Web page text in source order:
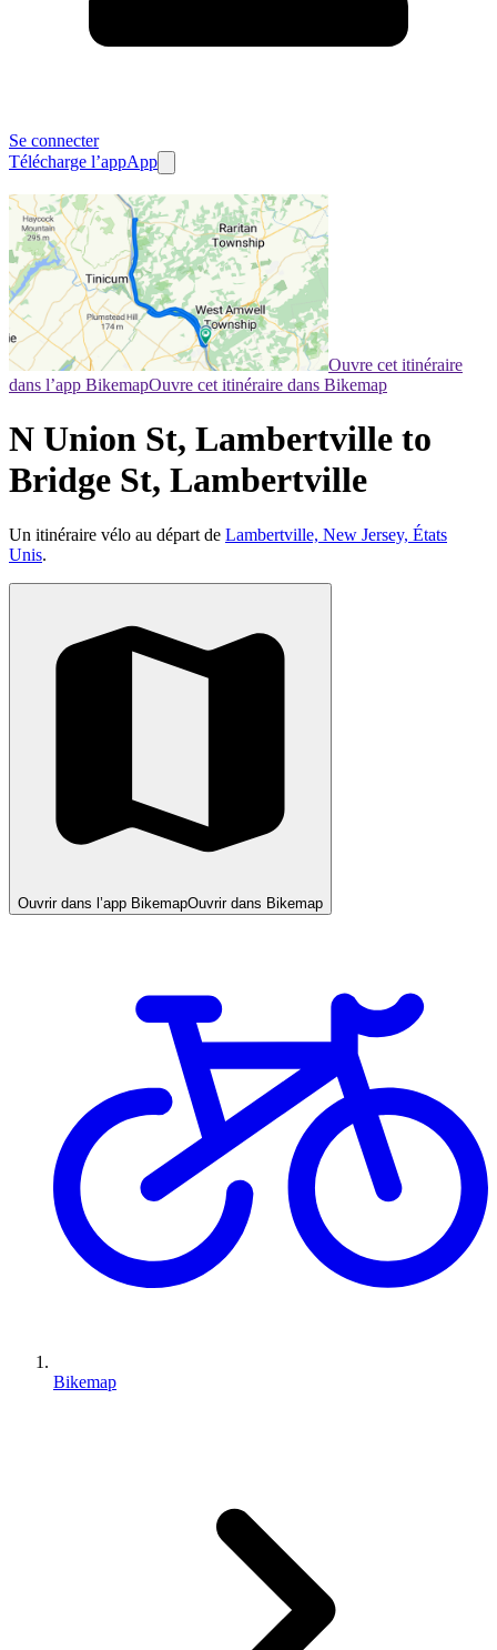
Se connecter
Télécharge l’appApp
Ouvre cet itinéraire
dans l’app BikemapOuvre cet itinéraire dans Bikemap
N Union St, Lambertville to
Bridge St, Lambertville
Un itinéraire vélo au départ de Lambertville, New Jersey, États
Unis.
Ouvrir dans l’app BikemapOuvrir dans Bikemap
Bikemap